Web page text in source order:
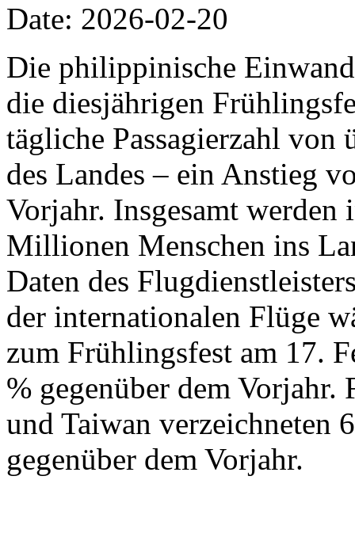
Date: 2026-02-20
Die philippinische
die diesjährigen
tägliche Passagierzahl
des Landes – ein Anstieg
Vorjahr. Insgesamt werden
Millionen Menschen ins
Daten des
der internationalen Flüge
zum Frühlingsfest am 17.
% gegenüber dem
und Taiwan verzeichneten
gegenüber dem Vorjahr.